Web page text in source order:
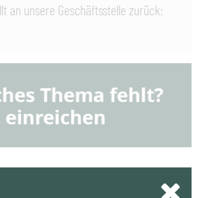
an unsere Geschäftsstelle zurück: